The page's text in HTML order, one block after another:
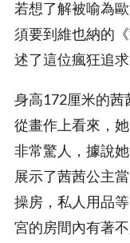
若想了解被喻為
須要到維也納的
述了這位瘋狂追
身高172厘米的茜
從畫作上看來，
非常驚人，據說
展示了茜茜公主
操房，私人用品
宮的房間內有著